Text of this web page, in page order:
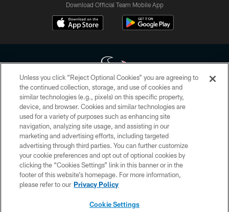
Download Official Team Mobile App
Copyright © 2026 Houston Texans. All rights reserved. No portion of
HoustonTexans.com may be duplicated, redistributed or manipulated in any
form. By accessing any information beyond this page, you agree to abide by
the HoustonTexans.com Privacy Policy, Code of Conduct, and Terms and
Conditions.
PRIVACY POLICY
ACCESSIBILITY
CONTACT US
Unless you click “Reject Optional Cookies” you are agreeing to
the continued collection, storage, and use of cookies and
similar technologies (e.g., pixels) on this specific property,
device, and browser. Cookies and similar technologies are
used for a variety of purposes such as enhancing site
navigation, analyzing site usage, and assisting in our
marketing and advertising efforts, including targeted
advertising through third parties. You can further customize
your cookie preferences and opt out of optional cookies by
clicking the “Cookies Settings” link in this banner or in the
footer of this website’s homepage. For more information,
please refer to our Privacy Policy
Cookie Settings